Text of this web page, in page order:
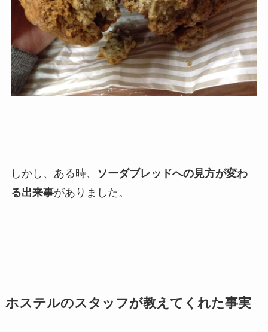
しかし、ある時、
ソーダブレッドへの見方が変わ
る出来事がありました。
ホステルのスタッフが教えてくれた事実